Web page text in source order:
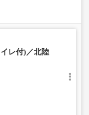
レ付)／北陸